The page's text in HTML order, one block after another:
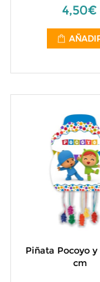
4,50€
Piñata Pocoyo y
cm